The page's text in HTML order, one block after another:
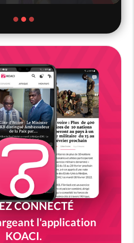
CONNECTÉ
l'application
KOACI.